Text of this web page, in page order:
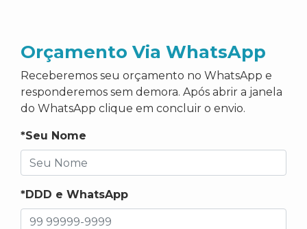
Orçamento Via WhatsApp
Receberemos seu orçamento no WhatsApp e
responderemos sem demora. Após abrir a janela
do WhatsApp clique em concluir o envio.
*Seu Nome
*DDD e WhatsApp